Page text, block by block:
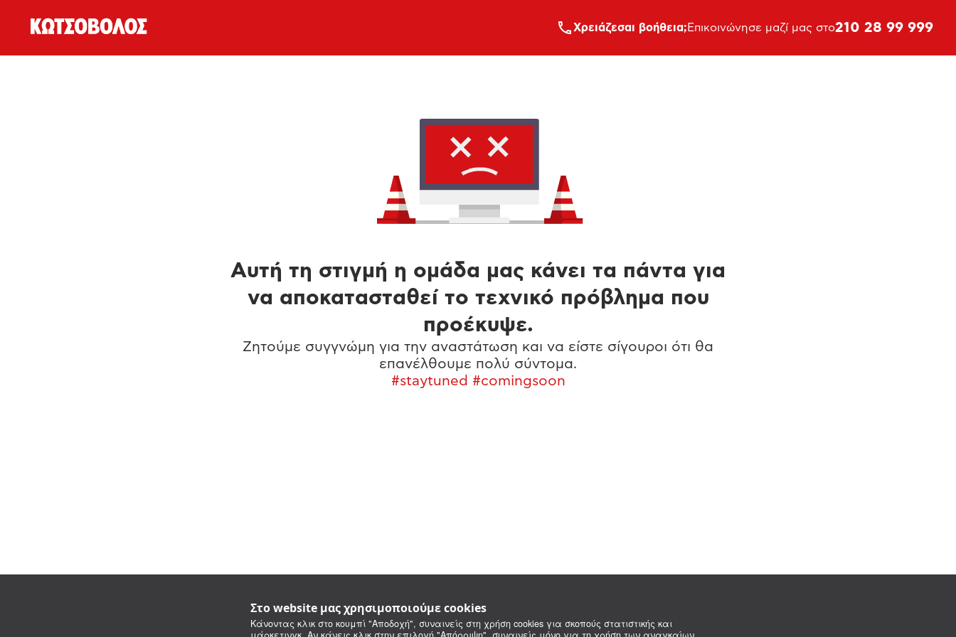
Στο website μας χρησιμοποιούμε cookies
Κάνοντας κλικ στο κουμπί "Αποδοχή", συναινείς στη χρήση cookies για σκοπούς στατιστικής και
Xρειάζεσαι βοήθεια; Επικοινώνησε μαζί μας στο210 28 99 999
Αυτή τη στιγμή η ομάδα μας κάνει τα πάντα για
να αποκατασταθεί το τεχνικό πρόβλημα που
προέκυψε.
Ζητούμε συγγνώμη για την αναστάτωση και να είστε σίγουροι ότι θα
επανέλθουμε πολύ σύντομα.
#staytuned #comingsoon